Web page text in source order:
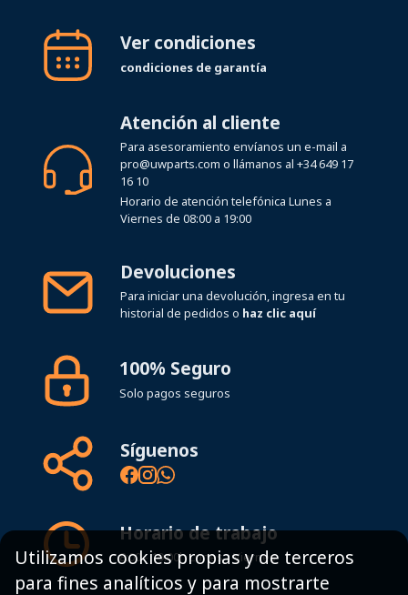
condiciones de garantía
Para asesoramiento envíanos un e-mail a
pro@uwparts.com o llámanos al
16 10
Horario de atención telefónica Lunes a
Viernes de 08:00 a 19:00
Para iniciar una devolución, ingresa en tu
historial de pedidos o
Solo pagos seguros
8:00 - 19:00h Lunes - Viernes
Mapa del sitio
Utilizamos cookies propias y de terceros
para fines analíticos y para mostrarte